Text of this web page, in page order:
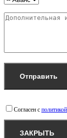
Согласен с
ЗАКРЫТЬ